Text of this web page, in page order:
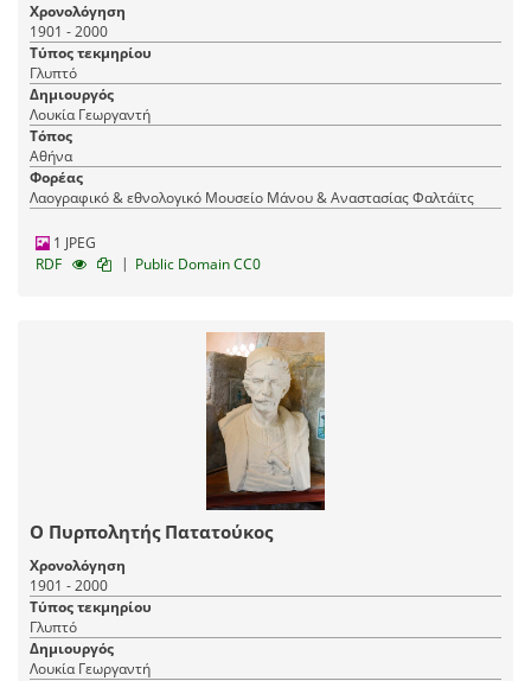
Χρονολόγηση
1901 - 2000
Τύπος τεκμηρίου
Γλυπτό
Δημιουργός
Λουκία Γεωργαντή
Τόπος
Αθήνα
Φορέας
Λαογραφικό & εθνολογικό Μουσείο Μάνου & Αναστασίας Φαλτάϊτς
1 JPEG
RDF
| Public Domain CC0
Ο Πυρπολητής Πατατούκος
Χρονολόγηση
1901 - 2000
Τύπος τεκμηρίου
Γλυπτό
Δημιουργός
Λουκία Γεωργαντή